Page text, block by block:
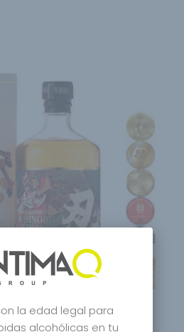
la edad legal para
alcohólicas en tu